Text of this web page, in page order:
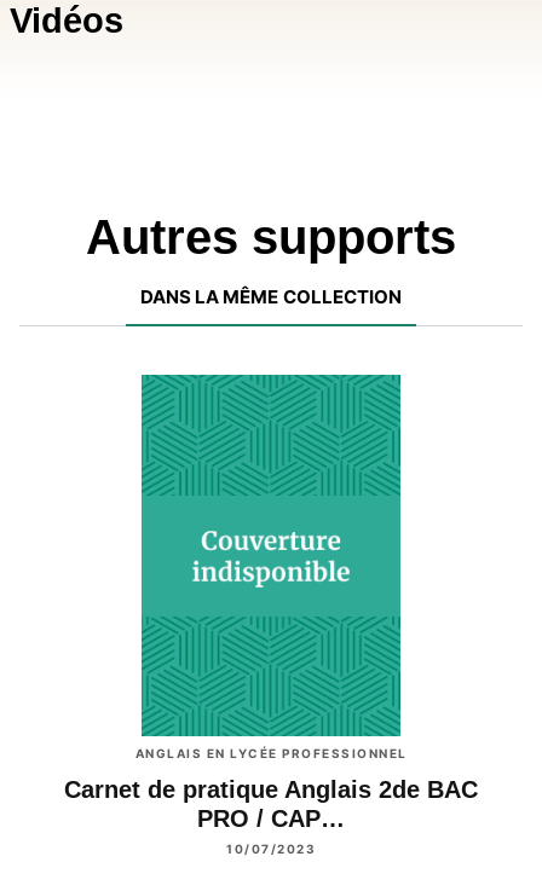
Vidéos
Autres supports
DANS LA MÊME COLLECTION
ANGLAIS EN LYCÉE PROFESSIONNEL
Carnet de pratique Anglais 2de BAC
PRO / CAP…
10/07/2023